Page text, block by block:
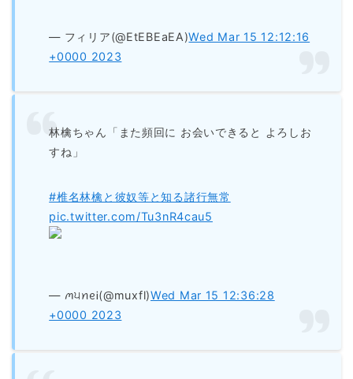
— フィリア(@EtEBEaEA)Wed Mar 15 12:12:16
+0000 2023
林檎ちゃん「また頻回に お会いできると よろしお
すね」
#椎名林檎と彼奴等と知る諸行無常
pic.twitter.com/Tu3nR4cau5
— ꪔ੫ꪀᧉᎥ(@muxfl)Wed Mar 15 12:36:28
+0000 2023